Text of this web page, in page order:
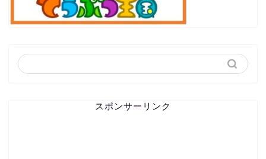
スポンサーリンク